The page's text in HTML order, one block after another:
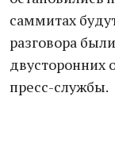
саммитах
разговора
двусторонних
пресс-службы.